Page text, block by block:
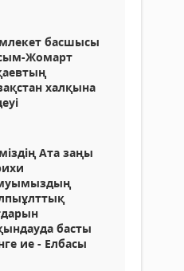
басшысы
Жомарт
халқына
Ата заңы
басты
ие - Елбасы